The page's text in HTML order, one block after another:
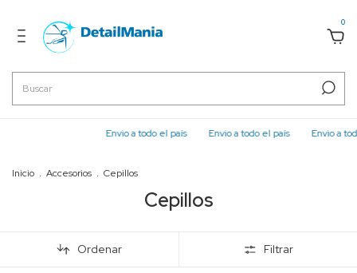
0
Envio a todo el país Envio a todo el país Envio a todo el
Inicio . Accesorios . Cepillos
Cepillos
Ordenar Filtrar